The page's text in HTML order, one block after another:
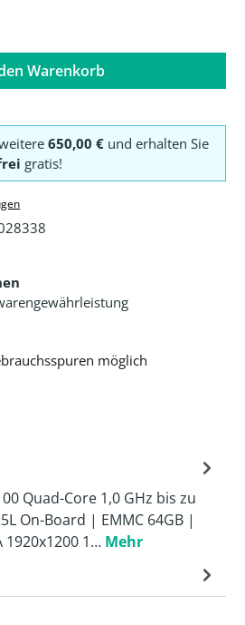
Gib den gewünschten
Warenkorb
650,00 € und erhalten Sie
gratis!
möglich
Quad-Core 1,0 GHz bis zu
On-Board | EMMC 64GB |
1920x1200 1… Mehr